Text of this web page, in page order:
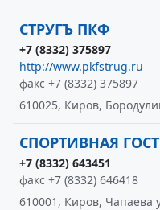
СТРУГЪ ПКФ
+7 (8332) 375897
http://www.pkfstrug.ru
факс +7 (8332) 375897
610025, Киров,
СПОРТИВНАЯ
+7 (8332) 643451
факс +7 (8332) 646418
610001, Киров, Чапаева